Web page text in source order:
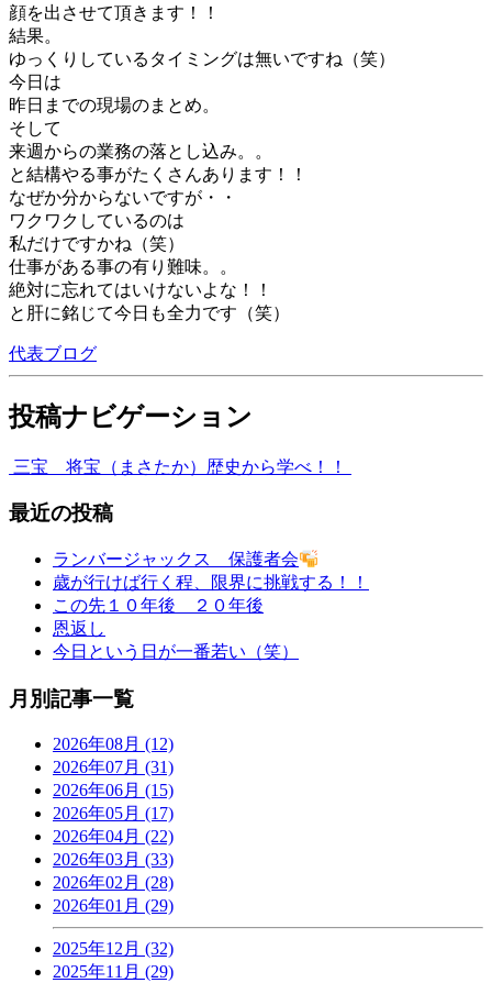
顔を出させて頂きます！！
結果。
ゆっくりしているタイミングは無いですね（笑）
今日は
昨日までの現場のまとめ。
そして
来週からの業務の落とし込み。。
と結構やる事がたくさんあります！！
なぜか分からないですが・・
ワクワクしているのは
私だけですかね（笑）
仕事がある事の有り難味。。
絶対に忘れてはいけないよな！！
と肝に銘じて今日も全力です（笑）
代表ブログ
投稿ナビゲーション
三宝 将宝（まさたか） 歴史から学べ！！
最近の投稿
ランバージャックス 保護者会
歳が行けば行く程、限界に挑戦する！！
この先１０年後 ２０年後
恩返し
今日という日が一番若い（笑）
月別記事一覧
2026年08月 (12)
2026年07月 (31)
2026年06月 (15)
2026年05月 (17)
2026年04月 (22)
2026年03月 (33)
2026年02月 (28)
2026年01月 (29)
2025年12月 (32)
2025年11月 (29)